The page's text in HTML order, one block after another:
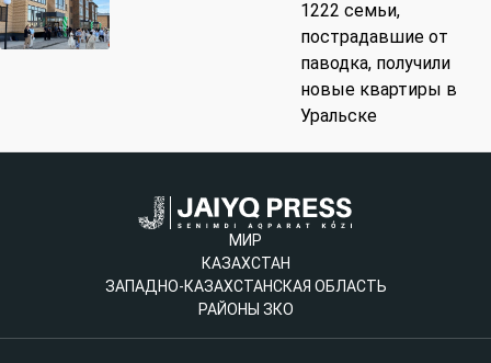
1222 семьи,
пострадавшие от
паводка, получили
новые квартиры в
Уральске
МИР
КАЗАХСТАН
ЗАПАДНО-КАЗАХСТАНСКАЯ ОБЛАСТЬ
РАЙОНЫ ЗКО